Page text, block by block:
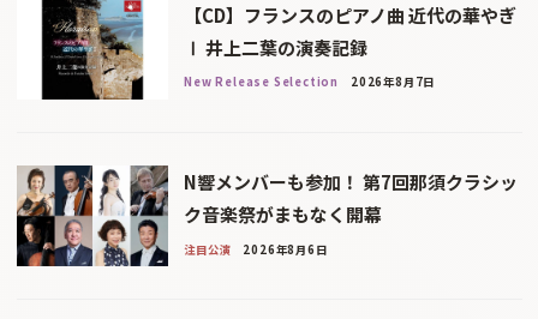
【CD】フランスのピアノ曲 近代の華やぎ
Ⅰ 井上二葉の演奏記録
New Release Selection 2026年8月7日
N響メンバーも参加！ 第7回那須クラシッ
ク音楽祭がまもなく開幕
注目公演 2026年8月6日